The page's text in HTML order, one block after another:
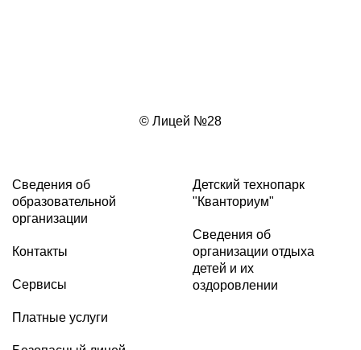
© Лицей №28
Сведения об
образовательной
организации
Контакты
Сервисы
Платные услуги
Детский технопарк
"Кванториум"
Сведения об
организации отдыха
детей и их
оздоровлении